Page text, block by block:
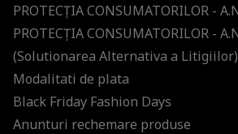
PROTECŢIA CONSUMATORILOR -
PROTECŢIA CONSUMATORILOR -
(Solutionarea Alternativa a Litigiilor)
Modalitati de plata
Black Friday Fashion Days
Anunturi rechemare produse